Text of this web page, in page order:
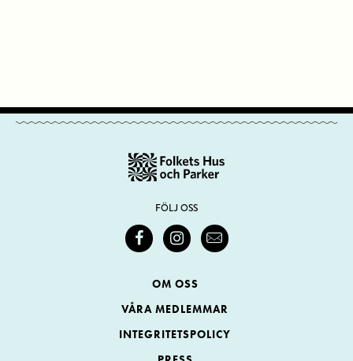
FÖLJ OSS
OM OSS
VÅRA MEDLEMMAR
INTEGRITETSPOLICY